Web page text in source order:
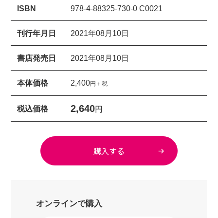
オンラインで購入
ISBN 978-4-88325-730-0 C0021
刊行年月日 2021年08月10日
書店発売日 2021年08月10日
本体価格 2,400円＋税
税込価格 2,640円
購入する